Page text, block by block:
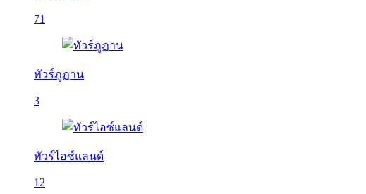
71
ทัวร์ภูฏาน
3
ทัวร์ไอซ์แลนด์
12